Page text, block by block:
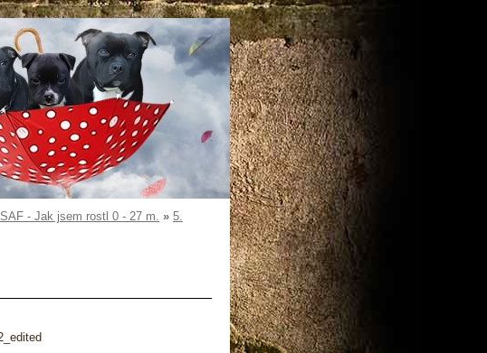
- Jak jsem rostl 0 - 27 m. » 5.